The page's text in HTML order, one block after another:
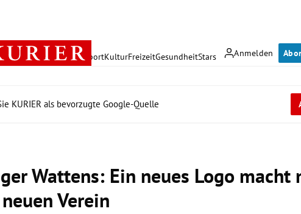
Anmelden
PolitikWirtschaft SportKulturFreizeitGesundheitStars
KURIER als bevorzugte Google-Quelle
Wattens: Ein neues Logo macht
Verein